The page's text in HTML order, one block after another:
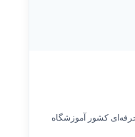
کشور آموزشگاه